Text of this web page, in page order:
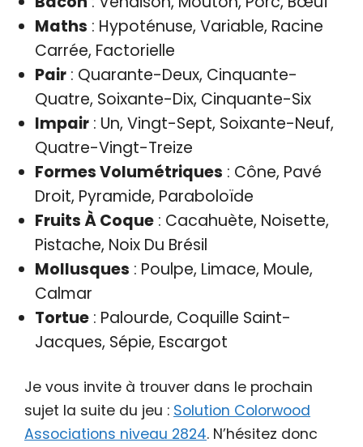
Maths : Hypoténuse, Variable, Racine
Carrée, Factorielle
Pair: Quarante-Deux, Cinquante-
Quatre, Soixante-Dix, Cinquante-Six
Impair: Un, Vingt-Sept, Soixante-Neuf,
Quatre-Vingt-Treize
Formes Volumétriques : Cône, Pavé
Droit, Pyramide, Paraboloïde
Fruits À Coque: Cacahuète, Noisette,
Pistache, Noix Du Brésil
Mollusques : Poulpe, Limace, Moule,
Calmar
Tortue: Palourde, Coquille Saint-
Jacques, Sépie, Escargot
Je vous invite à trouver dans le prochain
sujet la suite du jeu : Solution Colorwood
Associations niveau 2824. N’hésitez donc